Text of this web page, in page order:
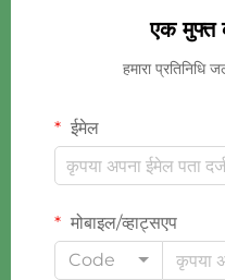
एक मुफ्त
हमारा प्रतिनिधि
ईमेल
मोबाइल/व्हाट्सएप
Code